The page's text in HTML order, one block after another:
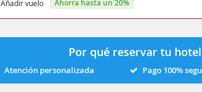
Añadir vuelo ahorra hasta un 20%
Por qué reservar tu
Atención personalizada Pago 100%